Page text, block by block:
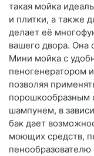
такая мойка
и плитки, а также
делает её
вашего двора. Она
Мини мойка с
пеногенератором
позволяя
порошкообразным
шампунем, в
бак дает
моющих средств,
пенообразователю